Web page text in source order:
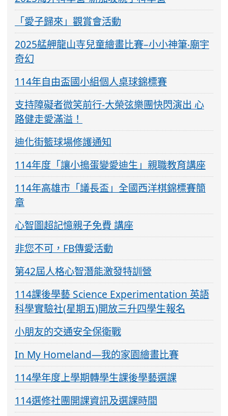
「愛子歸來」觀賞會活動
2025艋舺龍山寺兒童繪畫比賽–小小神筆‧廟宇
奇幻
114年自由盃國小組個人桌球錦標賽
支持障礙者微笑前行-大榮弦樂團快閃演出 心
路健走愛滿溢！
迪化街籃球場修護通知
114年度「讓小搗蛋變愛迪生」親職教育講座
114年高雄市「議長盃」全國西洋棋錦標賽簡
章
心智圖超記憶親子免費 講座
非您不可，FB傳愛活動
第42屆人格心智潛能激發特訓營
114課後學藝 Science Experimentation 英語
科學實驗社(星期五)開放三升四學生報名
小朋友的交通安全保衛戰
In My Homeland—我的家園繪畫比賽
114學年度上學期轉學生課後學藝選課
114選修社團開課資訊及選課時間